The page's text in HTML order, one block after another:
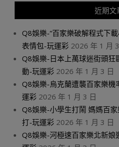
近期文
Q8娛樂-“百家樂破解程式下
表情包-玩運彩 2026 年 1 月
Q8娛樂-日本上萬球迷街頭狂
動-玩運彩 2026 年 1 月 3 日
Q8娛樂-烏克蘭遭襲百家樂機
運彩 2026 年 1 月 3 日
Q8娛樂-小學生打鬧 媽媽百
打-玩運彩 2026 年 1 月 3 日
Q8娛樂-河極速百家樂北新